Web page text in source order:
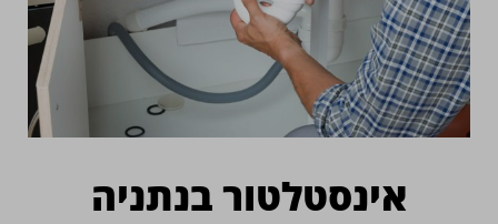
אינסטלטור בנתניה